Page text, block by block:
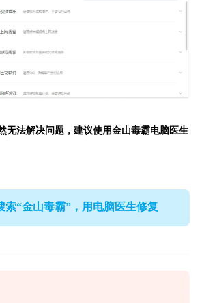
无法解决问题，建议使用金山毒霸电脑医生
索“金山毒霸”，用电脑医生修复